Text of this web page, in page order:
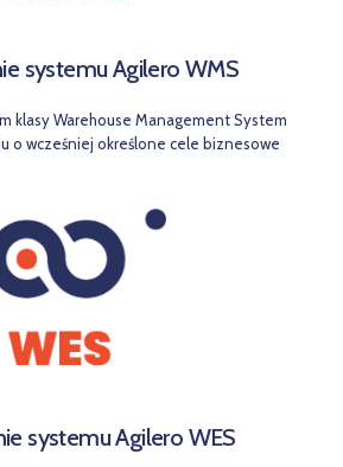
systemu Agilero WMS
klasy Warehouse Management System
o wcześniej określone cele biznesowe
systemu Agilero WES